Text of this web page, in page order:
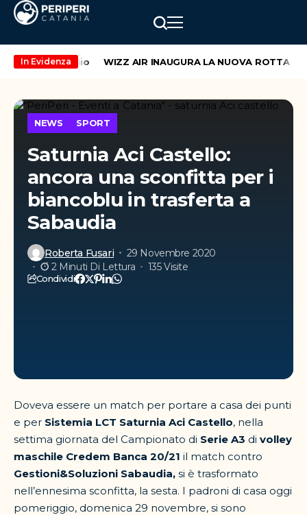
In Evidenza
di maggio WIZZ AIR INAUGURA LA NUOVA ROTTA
NEWS SPORT
Saturnia Aci Castello:
ancora una sconfitta per i
biancoblu in trasferta a
Sabaudia
Roberta Fusari
29 Novembre 2020
2 Minuti Di Lettura
135 Visite
Condividi
Doveva essere un match per portare a casa dei punti
e per Sistemia LCT Saturnia Aci Castello, nella
settima giornata del Campionato di Serie A3 di volley
maschile Credem Banca 20/21 il match contro
Gestioni&Soluzioni Sabaudia, si è trasformato
nell’ennesima sconfitta, la sesta. I padroni di casa oggi
pomeriggio, domenica 29 novembre, si sono